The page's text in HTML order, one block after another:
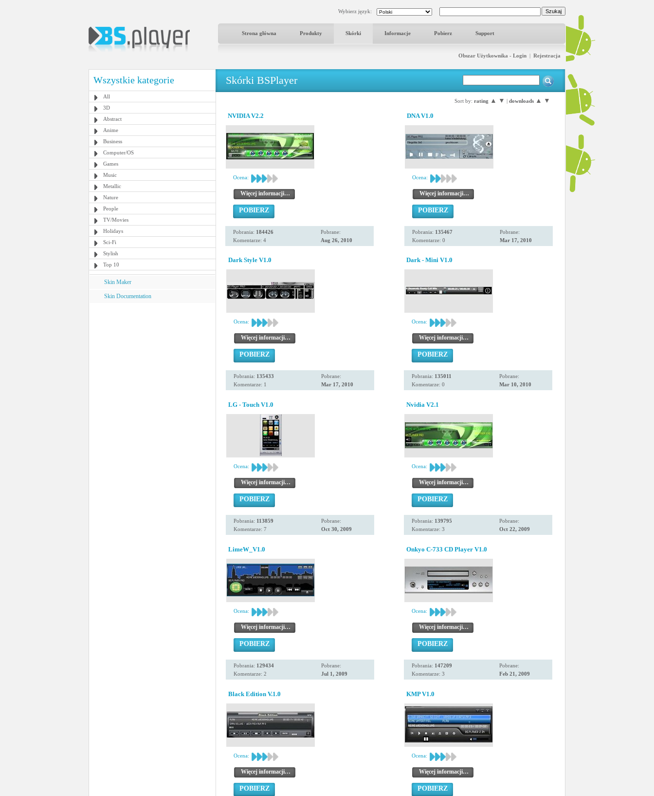
Wybierz język:
Strona główna Produkty Skórki Informacje Pobierz Support
Obszar Użytkownika - Login | Rejestracja
Wszystkie kategorie
All
3D
Abstract
Anime
Business
Computer/OS
Games
Music
Metallic
Nature
People
TV/Movies
Holidays
Sci-Fi
Stylish
Top 10
Skin Maker
Skin Documentation
Skórki BSPlayer
Sort by: rating ▲ ▼ | downloads ▲ ▼
NVIDIA V2.2
Ocena:
Więcej informacji…
POBIERZ
Pobrania: 184426
Komentarze: 4
Pobrane:
Aug 26, 2010
DNA V1.0
Ocena:
Więcej informacji…
POBIERZ
Pobrania: 135467
Komentarze: 0
Pobrane:
Mar 17, 2010
Dark Style V1.0
Ocena:
Więcej informacji…
POBIERZ
Pobrania: 135433
Komentarze: 1
Pobrane:
Mar 17, 2010
Dark - Mini V1.0
Ocena:
Więcej informacji…
POBIERZ
Pobrania: 135011
Komentarze: 0
Pobrane:
Mar 10, 2010
LG - Touch V1.0
Ocena:
Więcej informacji…
POBIERZ
Pobrania: 113859
Komentarze: 7
Pobrane:
Oct 30, 2009
Nvidia V2.1
Ocena:
Więcej informacji…
POBIERZ
Pobrania: 139795
Komentarze: 3
Pobrane:
Oct 22, 2009
LimeW_V1.0
Ocena:
Więcej informacji…
POBIERZ
Pobrania: 129434
Komentarze: 2
Pobrane:
Jul 1, 2009
Onkyo C-733 CD Player V1.0
Ocena:
Więcej informacji…
POBIERZ
Pobrania: 147209
Komentarze: 3
Pobrane:
Feb 21, 2009
Black Edition V.1.0
Ocena:
Więcej informacji…
POBIERZ
KMP V1.0
Ocena:
Więcej informacji…
POBIERZ